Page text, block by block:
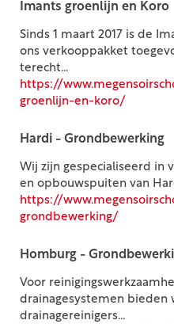
Imants groenlijn en Koro
Sinds 1 maart 2017 is de
ons verkooppakket
terecht...
https://
groenlijn-en-koro/
Hardi - Grondbewerking
Wij zijn gespecialiseerd in
en opbouwspuiten van
https://
grondbewerking/
Homburg -
Voor
drainagesystemen bieden
drainagereinigers...